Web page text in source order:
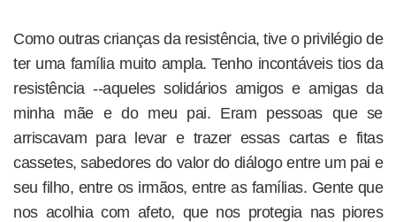
Como outras crianças da resistência, tive o privilégio de
ter uma família muito ampla. Tenho incontáveis tios da
resistência --aqueles solidários amigos e amigas da
minha mãe e do meu pai. Eram pessoas que se
arriscavam para levar e trazer essas cartas e fitas
cassetes, sabedores do valor do diálogo entre um pai e
seu filho, entre os irmãos, entre as famílias. Gente que
nos acolhia com afeto, que nos protegia nas piores